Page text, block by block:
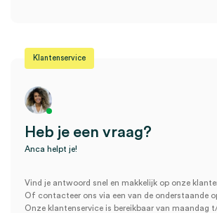
Klantenservice
Heb je een vraag?
Anca helpt je!
Vind je antwoord snel en makkelijk op onze
Of contacteer ons via een van de onderstaande
Onze klantenservice is bereikbaar van maandag